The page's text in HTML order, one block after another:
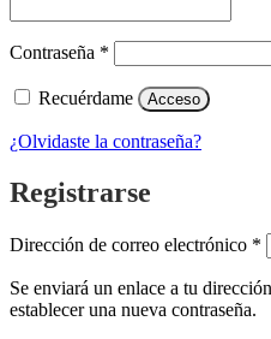
Contraseña *
Recuérdame Acceso
¿Olvidaste la contraseña?
Registrarse
Dirección de correo electrónico *
Se enviará un enlace a tu
establecer una nueva contraseña.